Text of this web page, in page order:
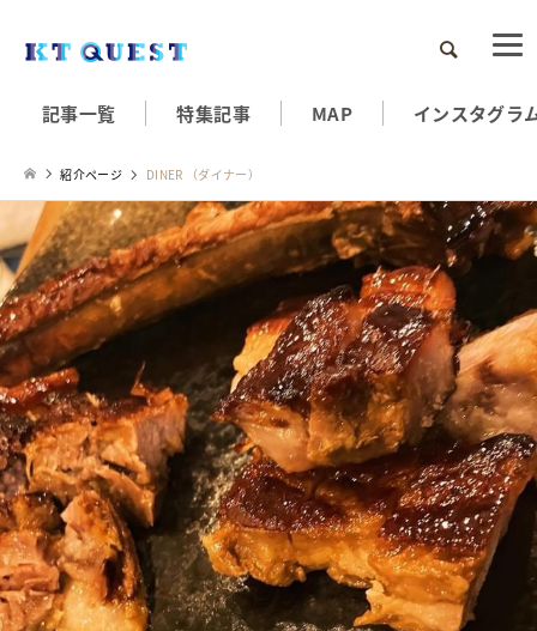
検索
記事一覧 特集記事 MAP インスタグラ
紹介ページ DINER （ダイナー）